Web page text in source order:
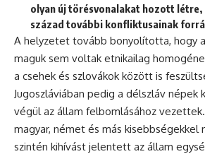
olyan új törésvonalakat hozott létre,
század további konfliktusainak
A helyzetet tovább bonyolította, hogy
maguk sem voltak etnikailag
a csehek és szlovákok között is
Jugoszláviában pedig a délszláv
végül az állam felbomlásához
magyar, német és más kisebbségekkel
szintén kihívást jelentett az állam